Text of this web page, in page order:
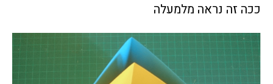
ככה זה נראה מלמעלה